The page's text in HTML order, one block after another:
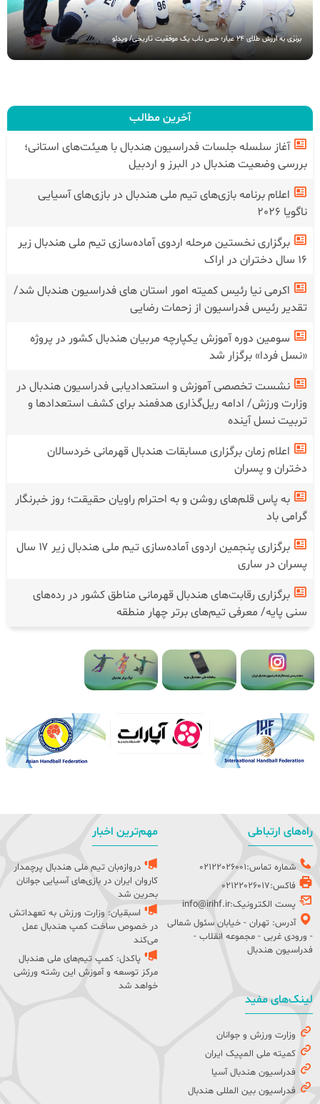
برنزی به ارزش طلای ۲۴ عیار؛ حس ناب یک موفقیت تاریخی/ ویدئو
آخرین مطالب
آغاز سلسله جلسات فدراسیون هندبال با هیئت‌های استانی؛
بررسی وضعیت هندبال در البرز و اردبیل
اعلام برنامه بازی‌های تیم ملی هندبال در بازی‌های آسیایی
ناگویا 2026
برگزاری نخستین مرحله اردوی آماده‌سازی تیم ملی هندبال زیر
۱۶ سال دختران در اراک
اکرمی نیا رئیس کمیته امور استان های فدراسیون هندبال شد/
تقدیر رئیس فدراسیون از زحمات رضایی
سومین دوره آموزش یکپارچه مربیان هندبال کشور در پروژه
«نسل فردا» برگزار شد
نشست تخصصی آموزش و استعدادیابی فدراسیون هندبال در
وزارت ورزش/ ادامه ریل‌گذاری هدفمند برای کشف استعدادها و
تربیت نسل آینده
اعلام زمان برگزاری مسابقات هندبال قهرمانی خردسالان
دختران و پسران
به پاس قلم‌های روشن و به احترام راویان حقیقت؛ روز خبرنگار
گرامی باد
برگزاری پنجمین اردوی آماده‌سازی تیم ملی هندبال زیر ۱۷ سال
پسران در ساری
برگزاری رقابت‌های هندبال قهرمانی مناطق کشور در رده‌های
سنی پایه/ معرفی تیم‌های برتر چهار منطقه
راه‌های ارتباطی
شماره تماس:02122026001
فاکس:02122026017
پست الکترونیک:info@irihf.ir
آدرس: تهران - خیابان سئول شمالی
- ورودی غربی - مجموعه انقلاب -
فدراسیون هندبال
مهم‌ترین اخبار
دروازه‌بان تیم ملی هندبال پرچمدار
کاروان ایران در بازی‌های آسیایی جوانان
بحرین شد
اسبقیان: وزارت ورزش به تعهداتش
در خصوص ساخت کمپ هندبال عمل
می‌کند
پاکدل: کمپ تیم‌های ملی هندبال
مرکز توسعه و آموزش این رشته ورزشی
خواهد شد
لینک‌های مفید
وزارت ورزش و جوانان
کمیته ملی المپیک ایران
فدراسیون هندبال آسیا
فدراسیون بین المللی هندبال